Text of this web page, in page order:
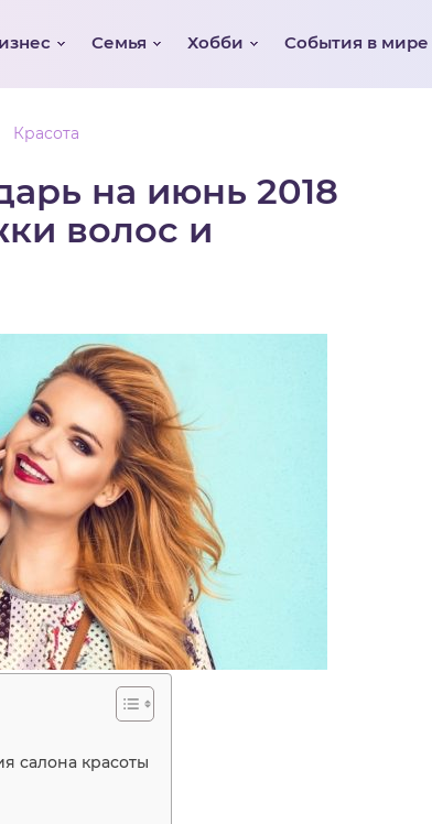
Семья Хобби События в мире
Красота
на июнь 2018
волос и
салона красоты